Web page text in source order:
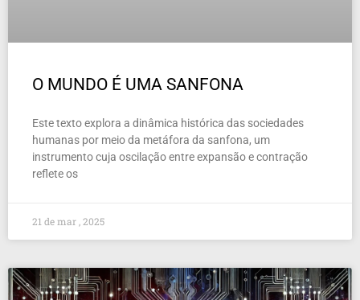
O MUNDO É UMA SANFONA
Este texto explora a dinâmica histórica das sociedades
humanas por meio da metáfora da sanfona, um
instrumento cuja oscilação entre expansão e contração
reflete os
21 de mar , 2025